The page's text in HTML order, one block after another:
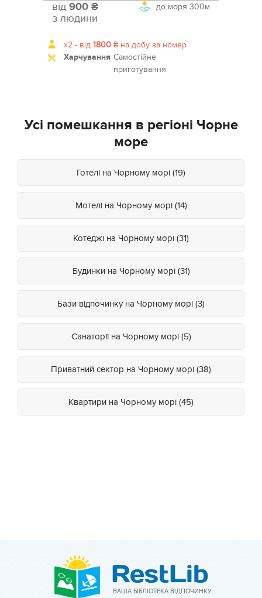
до моря 300м
від 900 ₴
з людини
x2 - від 1800 ₴ на добу за номер
Харчування Самостійне
приготування
Усі помешкання в регіоні Чорне
море
Готелі на Чорному морі (19)
Мотелі на Чорному морі (14)
Котеджі на Чорному морі (31)
Будинки на Чорному морі (31)
Бази відпочинку на Чорному морі (3)
Санаторії на Чорному морі (5)
Приватний сектор на Чорному морі (38)
Квартири на Чорному морі (45)
ВАША БІБЛІОТЕКА ВІДПОЧИНКУ